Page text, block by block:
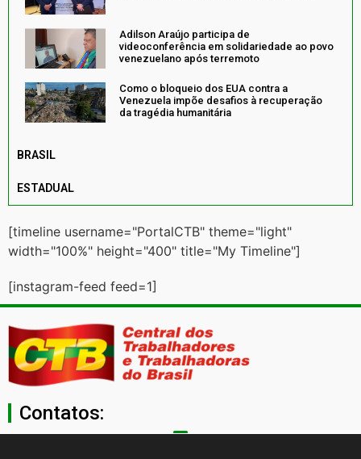
Adilson Araújo participa de
videoconferência em solidariedade ao povo
venezuelano após terremoto
Como o bloqueio dos EUA contra a
Venezuela impõe desafios à recuperação
da tragédia humanitária
BRASIL
ESTADUAL
[timeline username="PortalCTB" theme="light"
width="100%" height="400" title="My Timeline"]
[instagram-feed feed=1]
Contatos: